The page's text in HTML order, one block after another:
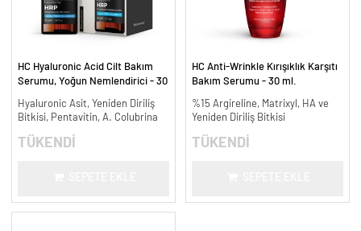
HC Hyaluronic Acid Cilt Bakım
Serumu, Yoğun Nemlendirici - 30
Hyaluronic Asit, Yeniden Diriliş
Bitkisi, Pentavitin, A. Colubrina
TÜKENDİ
HC Anti-Wrinkle Kırışıklık Karşıtı
Bakım Serumu - 30 ml.
%15 Argireline, Matrixyl, HA ve
Yeniden Diriliş Bitkisi
TÜKENDİ